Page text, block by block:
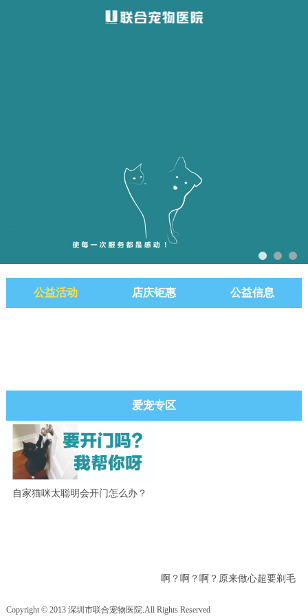
公益活动 店庆钜惠 公益信息
爱宠专区
自家猫咪太聪明会开门怎么办？
啊？啊？啊？原来做心超要剃毛
Copyright © 2013 深圳市联合宠物医院.All Rights Reserved